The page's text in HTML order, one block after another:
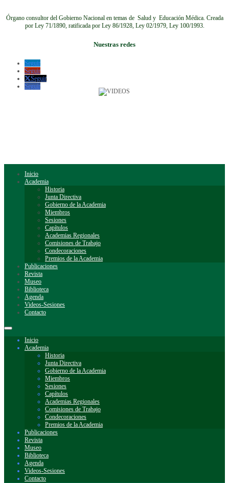
Órgano consultor del Gobierno Nacional en temas de Salud y Educación Médica. Creada
por Ley 71/1890, ratificada por Ley 86/1928, Ley 02/1979, Ley 100/1993.
Nuestras redes
Seguir
Seguir
Seguir
Seguir
Inicio
Academia
Historia
Junta Directiva
Gobierno de la Academia
Miembros
Sesiones
Capítulos
Academias Regionales
Comisiones de Trabajo
Condecoraciones
Premios de la Academia
Publicaciones
Revista
Museo
Biblioteca
Agenda
Videos-Sesiones
Contacto
Inicio
Academia
Historia
Junta Directiva
Gobierno de la Academia
Miembros
Sesiones
Capítulos
Academias Regionales
Comisiones de Trabajo
Condecoraciones
Premios de la Academia
Publicaciones
Revista
Museo
Biblioteca
Agenda
Videos-Sesiones
Contacto